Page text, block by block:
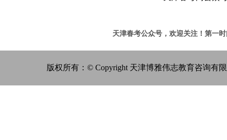
天津春考公众号，欢迎关注！ 第一
版权所有：© Copyright 天津博雅伟志教育咨询有限